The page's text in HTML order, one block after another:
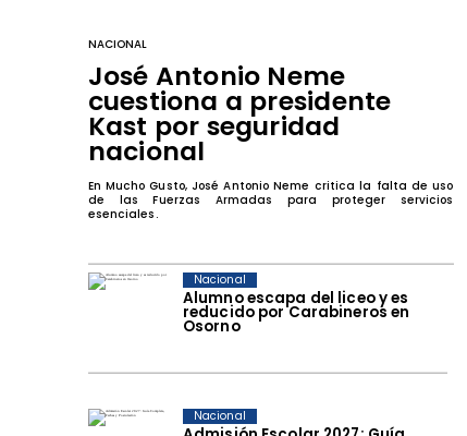
Alumno escapa del liceo y es
reducido por Carabineros en
Osorno
Nacional
Nacional
NACIONAL
José Antonio Neme
cuestiona a presidente
Kast por seguridad
nacional
En Mucho Gusto, José Antonio Neme critica la falta de uso
de las Fuerzas Armadas para proteger servicios
esenciales.